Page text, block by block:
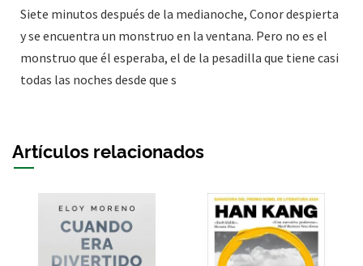
Siete minutos después de la medianoche, Conor despierta
y se encuentra un monstruo en la ventana. Pero no es el
monstruo que él esperaba, el de la pesadilla que tiene casi
todas las noches desde que s
Artículos relacionados